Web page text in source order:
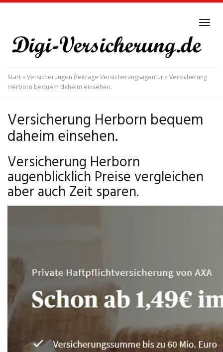
main
content
Start»Versicherungen Beiträge Versicherungsagentur»Versicherung
Herborn bequem daheim einsehen.
Versicherung Herborn bequem
daheim einsehen.
Versicherung Herborn
augenblicklich Preise vergleichen
aber auch Zeit sparen.